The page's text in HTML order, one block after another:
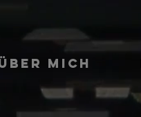
MICH